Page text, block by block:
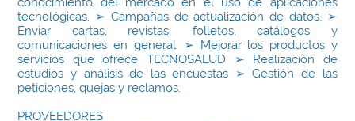
tecnológicas. ➢ Campañas de actualización de datos. ➢
Enviar cartas, revistas, folletos, catálogos y
comunicaciones en general. ➢ Mejorar los productos y
servicios que ofrece TECNOSALUD ➢ Realización de
estudios y análisis de las encuestas ➢ Gestión de las
peticiones, quejas y reclamos.
PROVEEDORES